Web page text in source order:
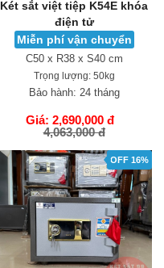
Két sắt việt tiệp K54E khóa
điện tử
Miễn phí vận chuyển
C50 x R38 x S40 cm
Trọng lượng:50kg
Bảo hành: 24 tháng
Giá: 2,690,000 đ
4,063,000 đ
GIỎ HÀNG
OFF 16%